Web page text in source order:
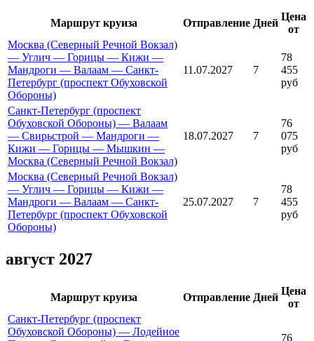
Маршрут круиза Отправление Дней
Цена
от
Москва (Северный Речной Вокзал)
— Углич — Горицы — Кижи —
Мандроги — Валаам — Санкт-
Петербург (проспект Обуховской
Обороны)
11.07.2027 7
78
455
руб
Санкт-Петербург (проспект
Обуховской Обороны) — Валаам
— Свирьстрой — Мандроги —
Кижи — Горицы — Мышкин —
Москва (Северный Речной Вокзал)
18.07.2027 7
76
075
руб
Москва (Северный Речной Вокзал)
— Углич — Горицы — Кижи —
Мандроги — Валаам — Санкт-
Петербург (проспект Обуховской
Обороны)
25.07.2027 7
78
455
руб
август 2027
Маршрут круиза Отправление Дней
Цена
от
Санкт-Петербург (проспект
Обуховской Обороны) — Лодейное
76